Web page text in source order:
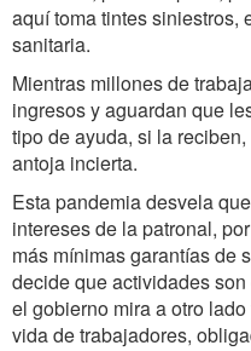
aquí toma tintes siniestros,
sanitaria.
Mientras millones de
ingresos y aguardan que
tipo de ayuda, si la
antoja incierta.
Esta pandemia desvela
intereses de la patronal,
más mínimas garantías de
decide que actividades
el gobierno mira a otro
vida de trabajadores,